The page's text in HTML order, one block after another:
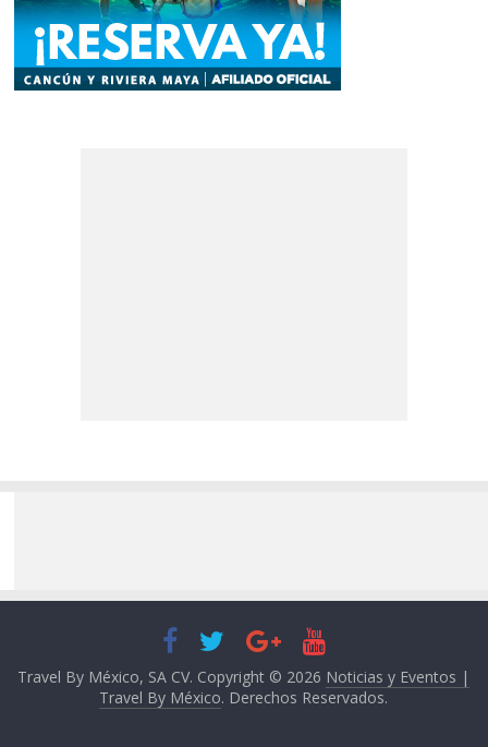
Travel By México, SA CV. Copyright © 2026 Noticias y Eventos |
Travel By México. Derechos Reservados.